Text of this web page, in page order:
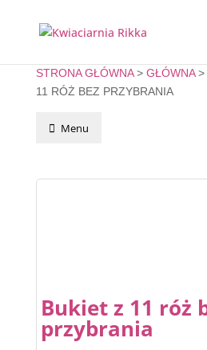
STRONA GŁÓWNA> GŁÓWNA>
11 RÓŻ BEZ PRZYBRANIA
Menu
Bukiet z 11 róż
przybrania